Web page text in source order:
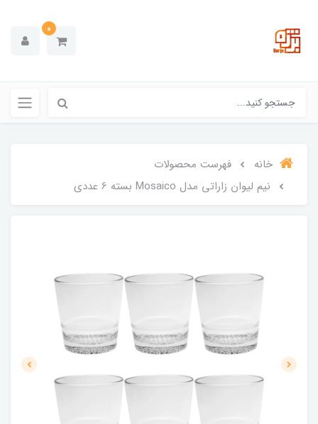
0
خانه
فهرست محصولات
نیم لیوان زاراتی مدل Mosaico بسته 6 عددی